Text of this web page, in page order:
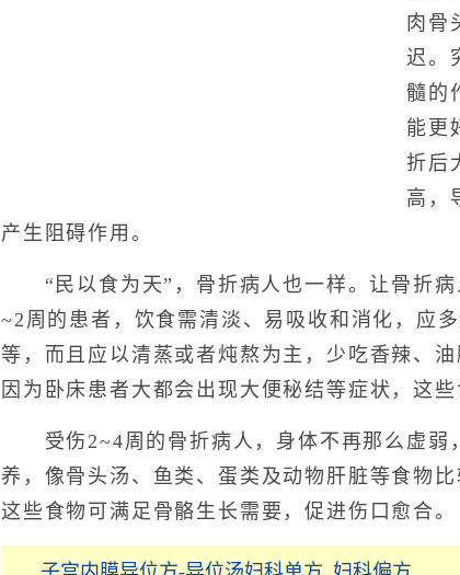
肉骨
迟。
髓的
能更
折后
高，
产生阻碍作用。
“民以食为天”，骨折病人也一样。让骨折病
~2周的患者，饮食需清淡、易吸收和消化，应
等，而且应以清蒸或者炖熬为主，少吃香辣、
因为卧床患者大都会出现大便秘结等症状，这些
受伤2~4周的骨折病人，身体不再那么虚弱
养，像骨头汤、鱼类、蛋类及动物肝脏等食物
这些食物可满足骨骼生长需要，促进伤口愈合。